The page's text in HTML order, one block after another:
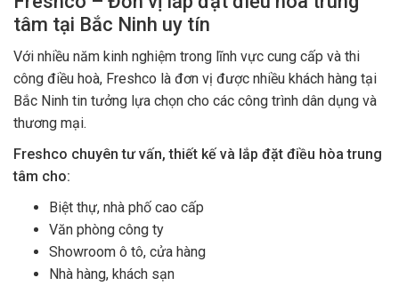
tâm tại Bắc Ninh uy tín
Với nhiều năm kinh nghiệm trong lĩnh vực cung cấp và thi
công điều hoà, Freshco là đơn vị được nhiều khách hàng tại
Bắc Ninh tin tưởng lựa chọn cho các công trình dân dụng và
thương mại.
Freshco chuyên tư vấn, thiết kế và lắp đặt điều hòa trung
tâm cho:
Biệt thự, nhà phố cao cấp
Văn phòng công ty
Showroom ô tô, cửa hàng
Nhà hàng, khách sạn